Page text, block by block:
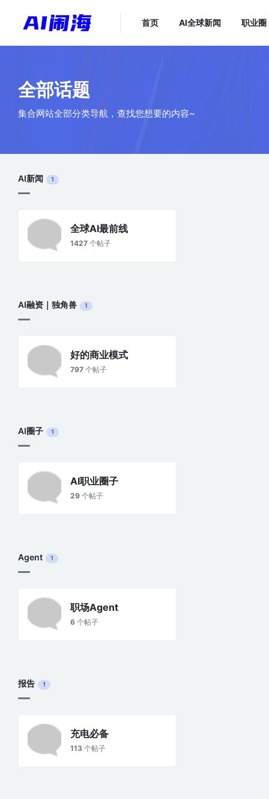
首页 AI全球新闻 职业圈
全部话题
集合网站全部分类导航，查找您想要的内容~
AI新闻 1
全球AI最前线
1427 个帖子
AI融资｜独角兽 1
好的商业模式
797 个帖子
AI圈子 1
AI职业圈子
29 个帖子
Agent 1
职场Agent
6 个帖子
报告 1
充电必备
113 个帖子